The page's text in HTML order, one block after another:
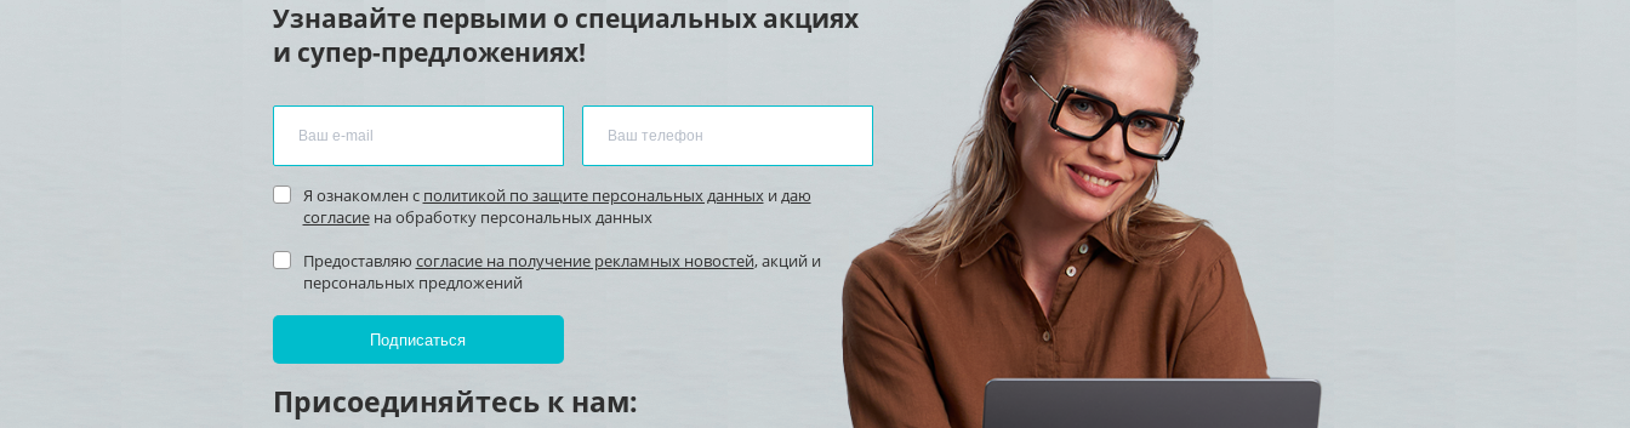
Узнавайте первыми о специальных акциях
и супер-предложениях!
Я ознакомлен с политикой по защите персональных данных и даю
согласиена обработку персональных данных
Предоставляю согласие на получение рекламных новостей, акций и
персональных предложений
Присоединяйтесь к нам: